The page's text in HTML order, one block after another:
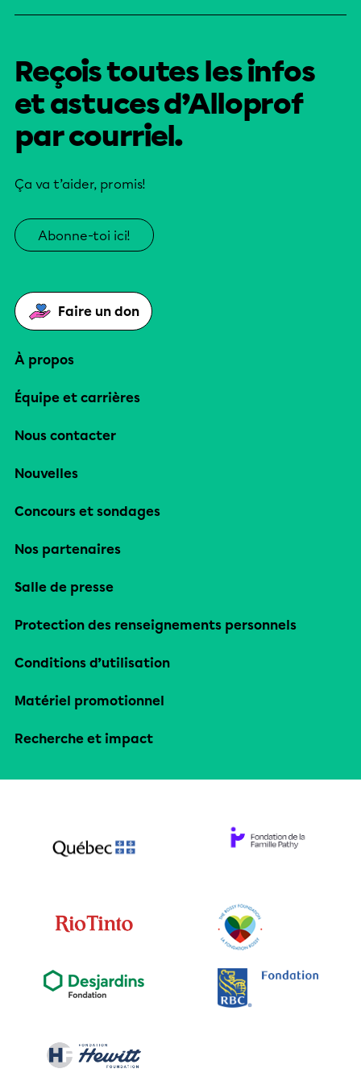
Reçois toutes les infos
et astuces d’Alloprof
par courriel.
Ça va t’aider, promis!
Abonne-toi ici!
Faire un don
À propos
Équipe et carrières
Nous contacter
Nouvelles
Concours et sondages
Nos partenaires
Salle de presse
Protection des renseignements personnels
Conditions d’utilisation
Matériel promotionnel
Recherche et impact